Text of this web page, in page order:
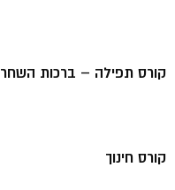
קורס תפילה – ברכות השחר
קורס חינוך